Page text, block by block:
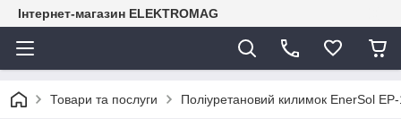
Інтернет-магазин ELEKTROMAG
Товари та послуги Поліуретановий килимок EnerSol